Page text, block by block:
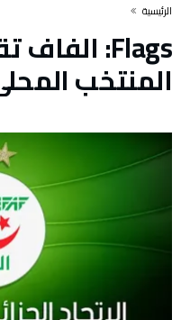
‫الرئيسية‬
Flags: الفاف
المنتخب